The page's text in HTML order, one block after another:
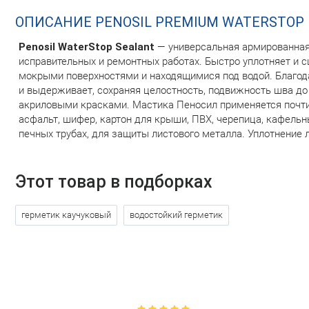
ОПИСАНИЕ PENOSIL PREMIUM WATERSTOP
Penosil WaterStop Sealant — универсальная
исправительных и ремонтных работах. Быстро уплотняет
мокрыми поверхностями и находящимися под водой.
и выдерживает, сохраняя целостность, подвижность шва
акриловыми красками. Мастика Пеносил применяется
асфальт, шифер, картон для крыши, ПВХ, черепица,
печных трубах, для защиты листового металла. Уплотнение
Этот товар в подборках
герметик каучуковый водостойкий герметик